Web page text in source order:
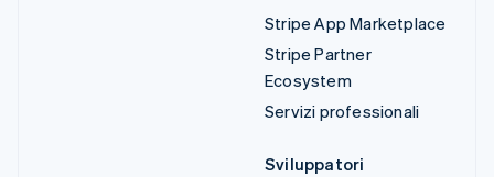
Stripe App Marketplace
Stripe Partner
Ecosystem
Servizi professionali
Sviluppatori